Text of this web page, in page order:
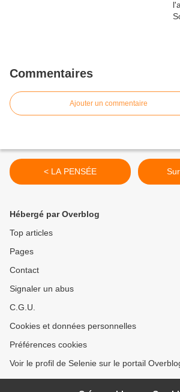
Commentaires
Ajouter un commentaire
< LA PENSÉE
Hébergé par Overblog
Top articles
Pages
Contact
Signaler un abus
C.G.U.
Cookies et données personnelles
Préférences cookies
Voir le profil de Selenie sur le portail